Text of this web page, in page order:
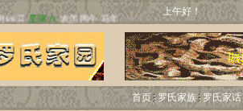
上午好！
首页 罗氏家族 罗氏家话